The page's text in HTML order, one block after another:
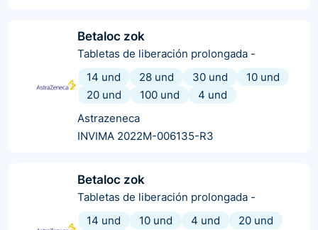
Betaloc zok
Tabletas de liberación prolongada -
14 und
28 und 30 und
10 und
20 und
100 und
4 und
Astrazeneca
INVIMA 2022M-006135-R3
Betaloc zok
Tabletas de liberación prolongada -
14 und
10 und 4 und
20 und